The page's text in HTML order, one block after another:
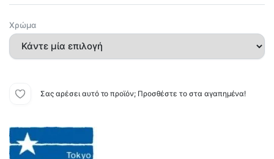
Χρώμα
Σας αρέσει αυτό το προϊόν; Προσθέστε το στα αγαπημένα!